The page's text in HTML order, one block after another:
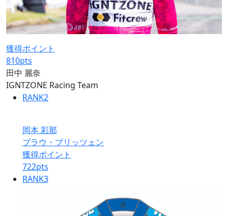
獲得ポイント
810pts
田中 麗奈
IGNTZONE Racing Team
RANK2
岡本 彩那
ブラウ・ブリッツェン
獲得ポイント
722pts
RANK3